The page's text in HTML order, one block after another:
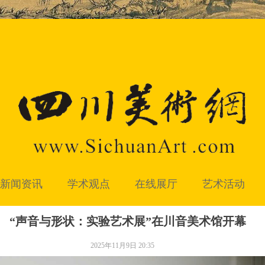
新闻资讯 学术观点 在线展厅 艺术活动
“声音与形状：实验艺术展”在川音美术馆开幕
2025年11月9日 20:35